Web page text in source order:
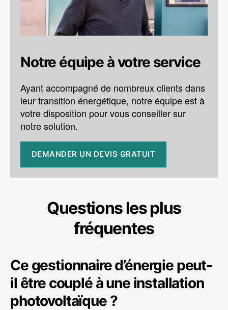
Notre équipe à votre service
Ayant accompagné de nombreux clients dans
leur transition énergétique, notre équipe est à
votre disposition pour vous conseiller sur
notre solution.
DEMANDER UN DEVIS GRATUIT
Questions les plus
fréquentes
Ce gestionnaire d’énergie peut-
il être couplé à une installation
photovoltaïque ?